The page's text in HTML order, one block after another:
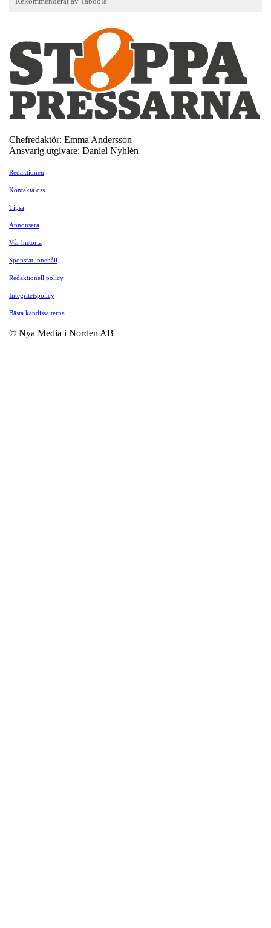
Chefredaktör: Emma Andersson
Ansvarig utgivare: Daniel Nyhlén
Redaktionen
Kontakta oss
Tipsa
Annonsera
Vår historia
Sponsrat innehåll
Redaktionell policy
Integritetspolicy
Bästa kändissajterna
© Nya Media i Norden AB